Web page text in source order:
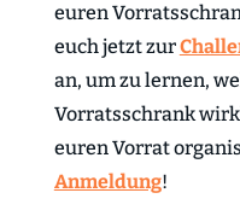
euren
euch jetzt zur
an, um zu lernen,
Vorratsschrank
euren Vorrat
Anmeldung!